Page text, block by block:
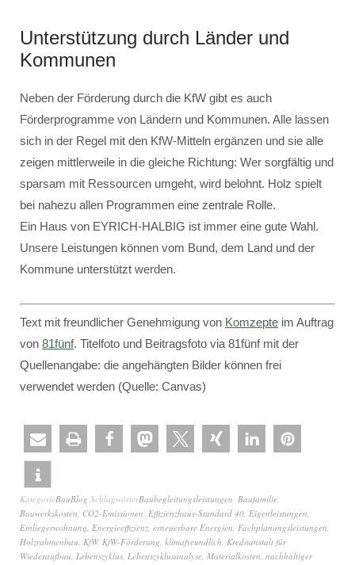
Unterstützung durch Länder und
Kommunen
Neben der Förderung durch die KfW gibt es auch
Förderprogramme von Ländern und Kommunen. Alle lassen
sich in der Regel mit den KfW-Mitteln ergänzen und sie alle
zeigen mittlerweile in die gleiche Richtung: Wer sorgfältig und
sparsam mit Ressourcen umgeht, wird belohnt. Holz spielt
bei nahezu allen Programmen eine zentrale Rolle.
Ein Haus von EYRICH-HALBIG ist immer eine gute Wahl.
Unsere Leistungen können vom Bund, dem Land und der
Kommune unterstützt werden.
Text mit freundlicher Genehmigung von Komzepte im Auftrag
von 81fünf. Titelfoto und Beitragsfoto via 81fünf mit der
Quellenangabe: die angehängten Bilder können frei
verwendet werden (Quelle: Canvas)
KategorieBauBlog SchlagwörterBaubegleitungsleistungen, Baufamilie,
Bauwerkskosten, CO2-Emissionen, Effizienzhaus-Standard 40, Eigenleistungen,
Einliegerwohnung, Energieeffizienz, erneuerbare Energien, Fachplanungsleistungen,
Holzrahmenbau, KfW, KfW-Förderung, klimafreundlich, Kreditanstalt für
Wiederaufbau, Lebenszyklus, Lebenszyklusanalyse, Materialkosten, nachhaltiger